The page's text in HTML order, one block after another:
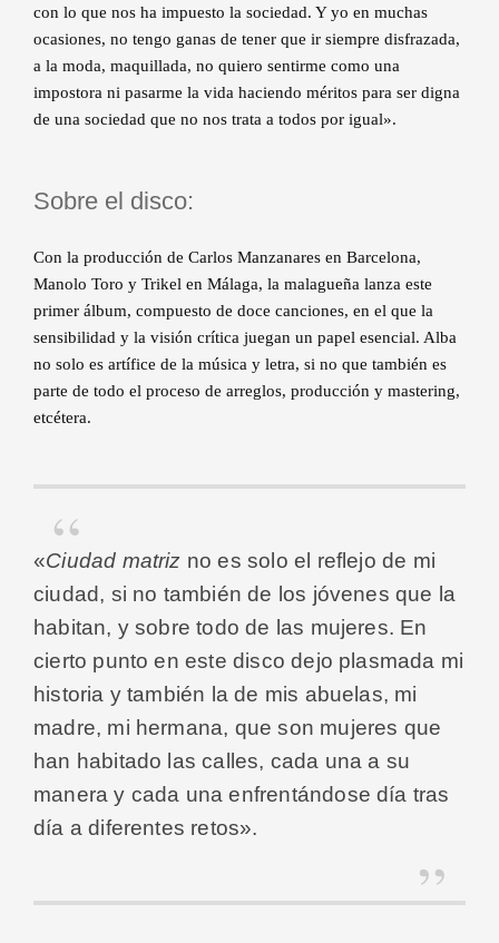
con lo que nos ha impuesto la sociedad. Y yo en muchas
ocasiones, no tengo ganas de tener que ir siempre disfrazada,
a la moda, maquillada, no quiero sentirme como una
impostora ni pasarme la vida haciendo méritos para ser digna
de una sociedad que no nos trata a todos por igual».
Sobre el disco:
Con la producción de Carlos Manzanares en Barcelona,
Manolo Toro y Trikel en Málaga, la malagueña lanza este
primer álbum, compuesto de doce canciones, en el que la
sensibilidad y la visión crítica juegan un papel esencial. Alba
no solo es artífice de la música y letra, si no que también es
parte de todo el proceso de arreglos, producción y mastering,
etcétera.
«Ciudad matriz no es solo el reflejo de mi
ciudad, si no también de los jóvenes que la
habitan, y sobre todo de las mujeres. En
cierto punto en este disco dejo plasmada mi
historia y también la de mis abuelas, mi
madre, mi hermana, que son mujeres que
han habitado las calles, cada una a su
manera y cada una enfrentándose día tras
día a diferentes retos».